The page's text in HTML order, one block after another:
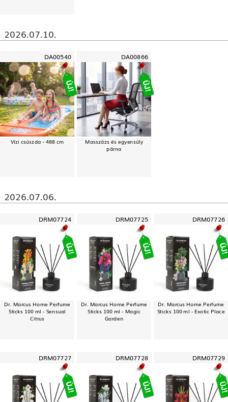
2026.07.10.
DA00540
Vízi csúszda - 488 cm
DA00866
Masszázs és egyensúly
párna
2026.07.06.
DRM07724
Dr. Marcus Home Perfume
Sticks 100 ml - Sensual
Citrus
DRM07725
Dr. Marcus Home Perfume
Sticks 100 ml - Magic
Garden
DRM07726
Dr. Marcus Home Perfume
Sticks 100 ml - Exotic Place
DRM07727 DRM07728 DRM07729